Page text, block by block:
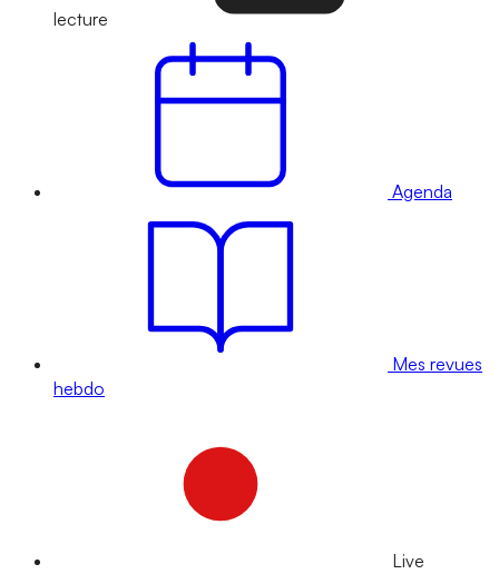
lecture
Agenda
Mes revues
hebdo
Live